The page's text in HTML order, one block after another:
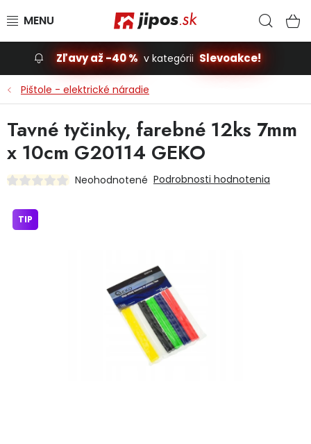
Slevoakce
Stavba, dom
Dielňa
Príslušenstvo pre automobily
Vybavenie a hračky pre deti
Ochranné pracovné pomôcky
Zľavy až -40 % v kategórii Slevoakce!
Pištole - elektrické náradie
Tavné tyčinky, farebné 12ks 7mm
x 10cm G20114 GEKO
Neohodnotené Podrobnosti hodnotenia
TIP